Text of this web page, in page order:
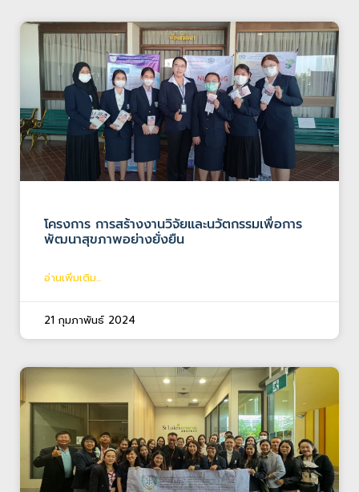
โครงการ การสร้างงานวิจัยและนวัตกรรมเพื่อการ
พัฒนาสุขภาพอย่างยั่งยืน
อ่านเพิ่มเติม...
21 กุมภาพันธ์ 2024